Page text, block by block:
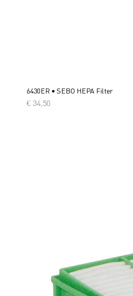
6430ER • SEBO HEPA Filter
Prijs
€ 34,50